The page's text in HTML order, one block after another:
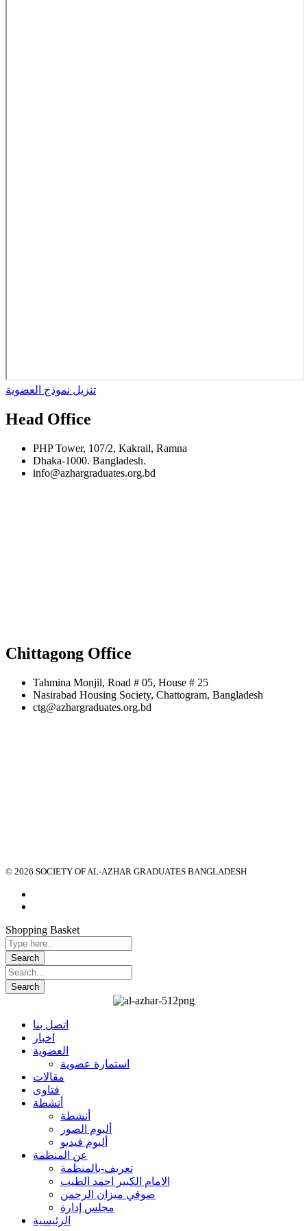
تنزيل نموذج العضوية
Head Office
PHP Tower, 107/2, Kakrail, Ramna
Dhaka-1000. Bangladesh.
info@azhargraduates.org.bd
Chittagong Office
Tahmina Monjil, Road # 05, House # 25
Nasirabad Housing Society, Chattogram, Bangladesh
ctg@azhargraduates.org.bd
© 2026 SOCIETY OF AL-AZHAR GRADUATES BANGLADESH
Shopping Basket
اتصل بنا
اخبار
العضوية
استمارة عضوية
مقالات
فتاوى
أنشطة
أنشطة
ألبوم الصور
ألبوم فيديو
عن المنظمة
تعريف-بالمنظمة
الامام الكبير احمد الطيب
صوفي ميزان الرحمن
مجلس إدارة
الرئيسية